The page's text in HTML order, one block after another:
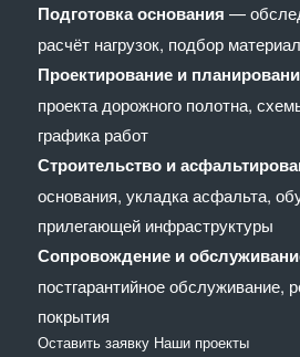
Подготовка основания —
расчёт нагрузок, подбор
Проектирование и
проекта дорожного полотна,
графика работ
Строительство и
основания, укладка асфальта,
прилегающей инфраструктуры
Сопровождение и
постгарантийное обслуживание,
покрытия
Оставить заявку Наши проекты